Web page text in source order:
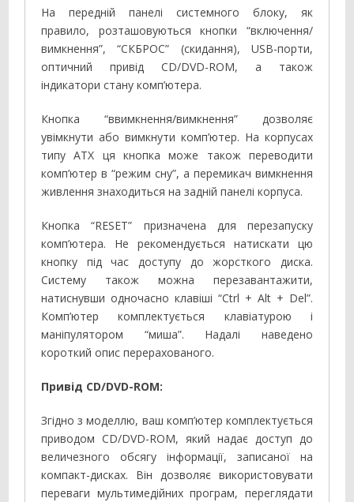
На передній панелі системного блоку, як
правило, розташовуються кнопки “включення/
вимкнення”, “СКБРОС” (скидання), USB-порти,
оптичний привід CD/DVD-ROM, а також
індикатори стану комп’ютера.
Кнопка “ввимкнення/вимкнення” дозволяє
увімкнути або вимкнути комп’ютер. На корпусах
типу ATX ця кнопка може також переводити
комп’ютер в “режим сну”, а перемикач вимкнення
живлення знаходиться на задній панелі корпуса.
Кнопка “RESET” призначена для перезапуску
комп’ютера. Не рекомендується натискати цю
кнопку під час доступу до жорсткого диска.
Систему також можна перезавантажити,
натиснувши одночасно клавіші “Ctrl + Alt + Del”.
Комп’ютер комплектується клавіатурою і
маніпулятором “миша”. Надалі наведено
короткий опис перерахованого.
Привід CD/DVD-ROM:
Згідно з моделлю, ваш комп’ютер комплектується
приводом CD/DVD-ROM, який надає доступ до
величезного обсягу інформації, записаної на
компакт-дисках. Він дозволяє використовувати
переваги мультимедійних програм, переглядати